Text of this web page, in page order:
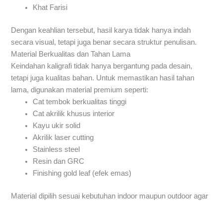
Khat Farisi
Dengan keahlian tersebut, hasil karya tidak hanya indah
secara visual, tetapi juga benar secara struktur penulisan.
Material Berkualitas dan Tahan Lama
Keindahan kaligrafi tidak hanya bergantung pada desain,
tetapi juga kualitas bahan. Untuk memastikan hasil tahan
lama, digunakan material premium seperti:
Cat tembok berkualitas tinggi
Cat akrilik khusus interior
Kayu ukir solid
Akrilik laser cutting
Stainless steel
Resin dan GRC
Finishing gold leaf (efek emas)
Material dipilih sesuai kebutuhan indoor maupun outdoor agar